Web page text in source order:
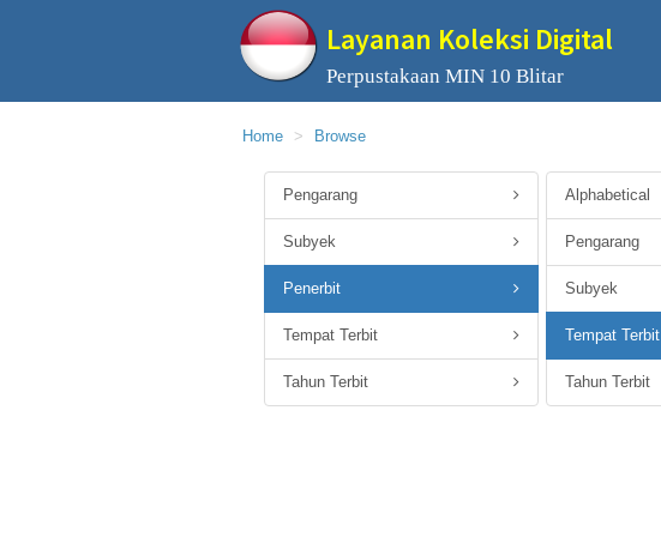
Layanan Koleksi Digital
Perpustakaan MIN 10 Blitar
Home Browse
Pengarang
Subyek
Penerbit
Tempat Terbit
Tahun Terbit
Alphabetical
Pengarang
Subyek
Tempat Terbit
Tahun Terbit